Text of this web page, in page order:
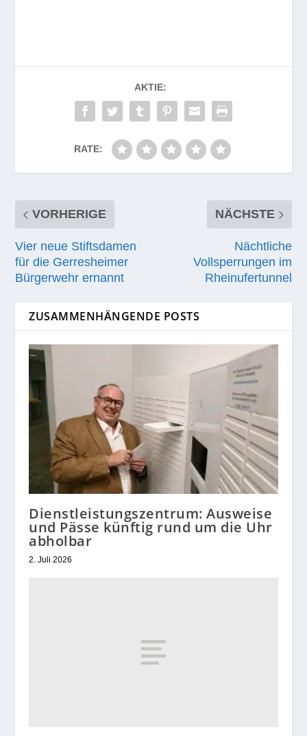
AKTIE:
RATE:
VORHERIGE
Vier neue Stiftsdamen
für die Gerresheimer
Bürgerwehr ernannt
NÄCHSTE
Nächtliche
Vollsperrungen im
Rheinufertunnel
ZUSAMMENHÄNGENDE POSTS
Dienstleistungszentrum: Ausweise
und Pässe künftig rund um die Uhr
abholbar
2. Juli 2026